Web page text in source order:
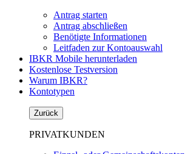
Antrag starten
Antrag abschließen
Benötigte Informationen
Leitfaden zur Kontoauswahl
IBKR Mobile herunterladen
Kostenlose Testversion
Warum IBKR?
Kontotypen
Zurück
PRIVATKUNDEN